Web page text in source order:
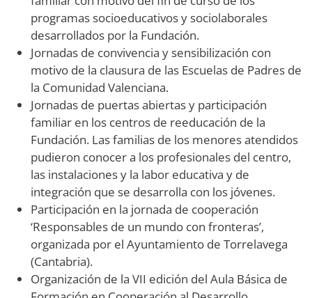
programas socioeducativos y sociolaborales
desarrollados por la Fundación.
Jornadas de convivencia y sensibilización con
motivo de la clausura de las Escuelas de Padres de
la Comunidad Valenciana.
Jornadas de puertas abiertas y participación
familiar en los centros de reeducación de la
Fundación. Las familias de los menores atendidos
pudieron conocer a los profesionales del centro,
las instalaciones y la labor educativa y de
integración que se desarrolla con los jóvenes.
Participación en la jornada de cooperación
‘Responsables de un mundo con fronteras’,
organizada por el Ayuntamiento de Torrelavega
(Cantabria).
Organización de la VII edición del Aula Básica de